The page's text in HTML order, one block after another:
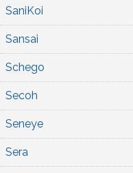
SaniKoi
Sansai
Schego
Secoh
Seneye
Sera